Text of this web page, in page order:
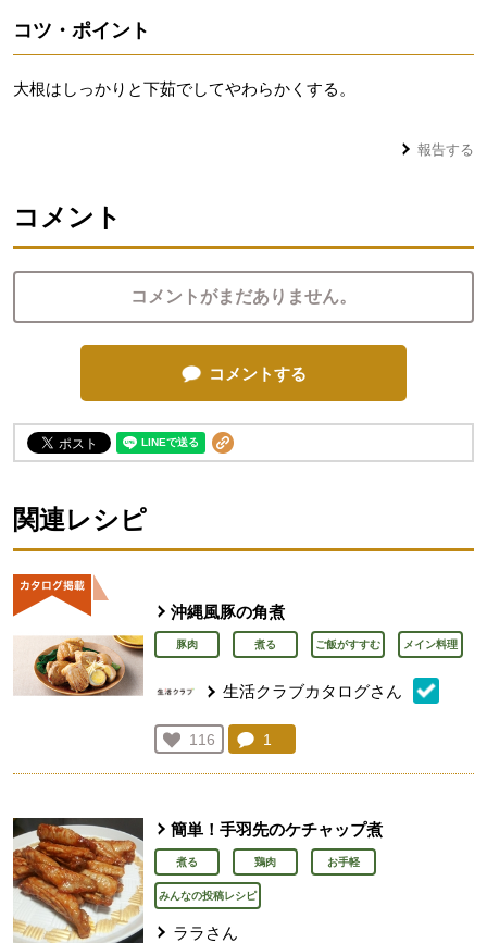
コツ・ポイント
大根はしっかりと下茹でしてやわらかくする。
報告する
コメント
コメントがまだありません。
コメントする
関連レシピ
沖縄風豚の角煮
豚肉 煮る ご飯がすすむ メイン料理
生活クラブカタログさん
お気に入り登録：
116
人が登録
コメント：
1
簡単！手羽先のケチャップ煮
煮る 鶏肉 お手軽
みんなの投稿レシピ
ララさん